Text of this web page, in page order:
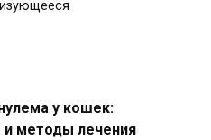
у кошек:
методы лечения